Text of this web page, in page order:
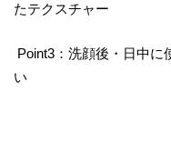
たテクスチャー
Point3：洗顔後・日中に
い